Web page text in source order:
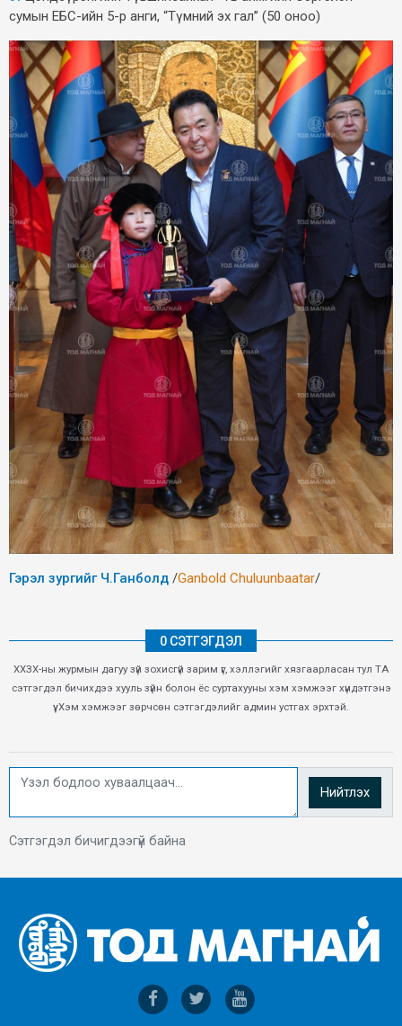
сумын ЕБС-ийн 5-р анги, “Түмний эх гал” (50 оноо)
Гэрэл зургийг Ч.Ганболд /Ganbold Chuluunbaatar/
0 СЭТГЭГДЭЛ
ХХЗХ-ны журмын дагуу зүй зохисгүй зарим үг, хэллэгийг хязгаарласан тул ТА
сэтгэгдэл бичихдээ хууль зүйн болон ёс суртахууны хэм хэмжээг хүндэтгэнэ
үү. Хэм хэмжээг зөрчсөн сэтгэгдэлийг админ устгах эрхтэй.
Нийтлэх
Сэтгэгдэл бичигдээгүй байна